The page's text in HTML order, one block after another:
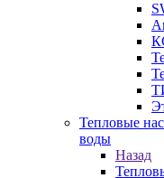
Тепловые
воды
Назад